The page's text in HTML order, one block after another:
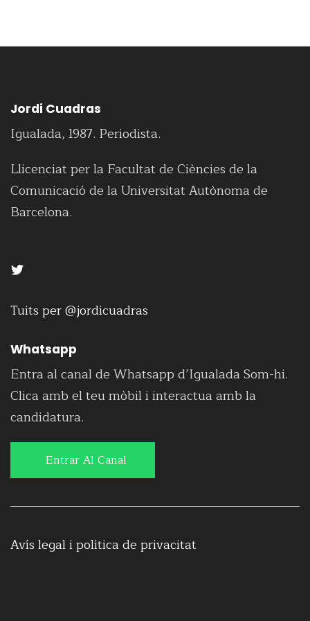
Jordi Cuadras
Igualada, 1987. Periodista.
Llicenciat per la Facultat de Ciències de la
Comunicació de la Universitat Autònoma de
Barcelona.
Tuits per @jordicuadras
Whatsapp
Entra al canal de Whatsapp d’Igualada Som-hi.
Clica amb el teu mòbil i interactua amb la
candidatura.
Entrar Al Canal
Avís legal i política de privacitat